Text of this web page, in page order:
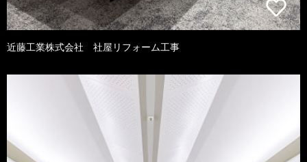
近藤工業株式会社 社屋リフォーム工事